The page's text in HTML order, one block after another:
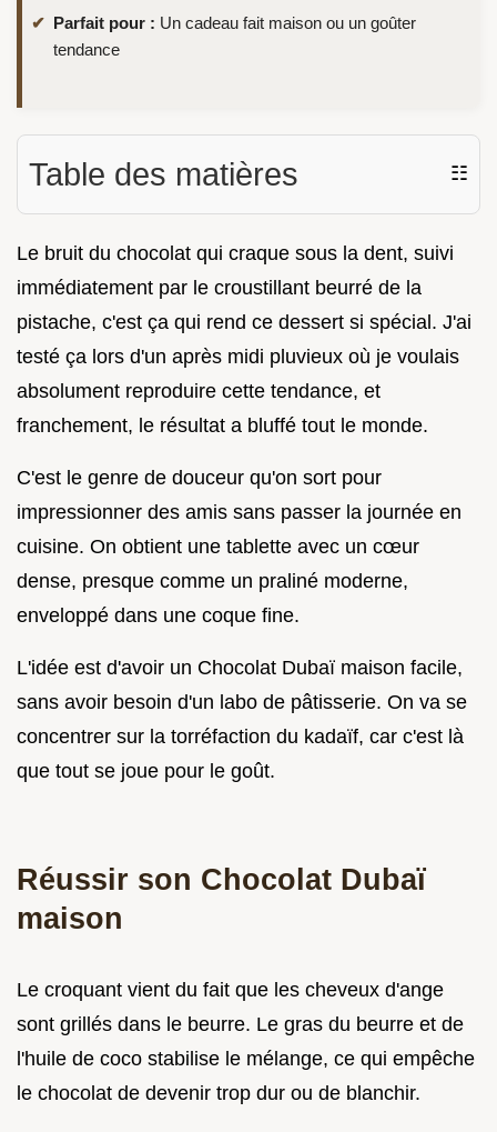
Parfait pour : Un cadeau fait maison ou un goûter
tendance
Table des matières ☷
Le bruit du chocolat qui craque sous la dent, suivi
immédiatement par le croustillant beurré de la
pistache, c'est ça qui rend ce dessert si spécial. J'ai
testé ça lors d'un après midi pluvieux où je voulais
absolument reproduire cette tendance, et
franchement, le résultat a bluffé tout le monde.
C'est le genre de douceur qu'on sort pour
impressionner des amis sans passer la journée en
cuisine. On obtient une tablette avec un cœur
dense, presque comme un praliné moderne,
enveloppé dans une coque fine.
L'idée est d'avoir un Chocolat Dubaï maison facile,
sans avoir besoin d'un labo de pâtisserie. On va se
concentrer sur la torréfaction du kadaïf, car c'est là
que tout se joue pour le goût.
Réussir son Chocolat Dubaï
maison
Le croquant vient du fait que les cheveux d'ange
sont grillés dans le beurre. Le gras du beurre et de
l'huile de coco stabilise le mélange, ce qui empêche
le chocolat de devenir trop dur ou de blanchir.